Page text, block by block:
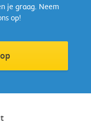
je graag. Neem
op!